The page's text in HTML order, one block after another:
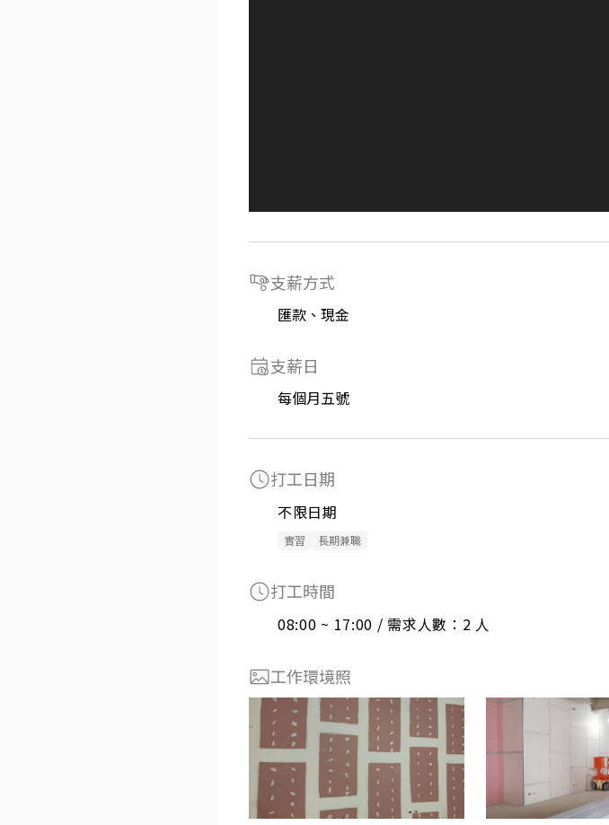
支薪方式
匯款、現金
支薪日
每個月五號
打工日期
不限日期
實習 長期兼職
打工時間
08:00 ~ 17:00 / 需求人數：2 人
工作環境照